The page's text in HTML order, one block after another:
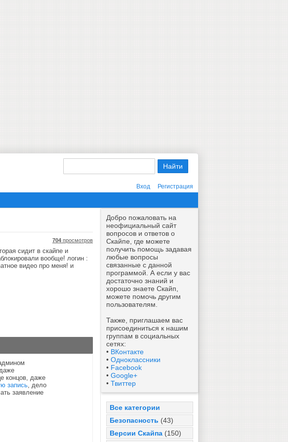
Вход Регистрация
Добро пожаловать на
неофициальный сайт
вопросов и ответов о
Скайпе, где можете
получить помощь задавая
любые вопросы
связанные с данной
программой. А если у вас
достаточно знаний и
хорошо знаете Скайп,
можете помочь другим
пользователям.
Также, приглашаем вас
присоединиться к нашим
группам в социальных
сетях:
• ВКонтакте
• Одноклассники
• Facebook
• Google+
• Твиттер
Все категории
Безопасность (43)
Версии Скайпа (150)
704 просмотров
сидит в скайпе и
вообще! логин :
видео про меня! и
концов, даже
запись, дело
заявление